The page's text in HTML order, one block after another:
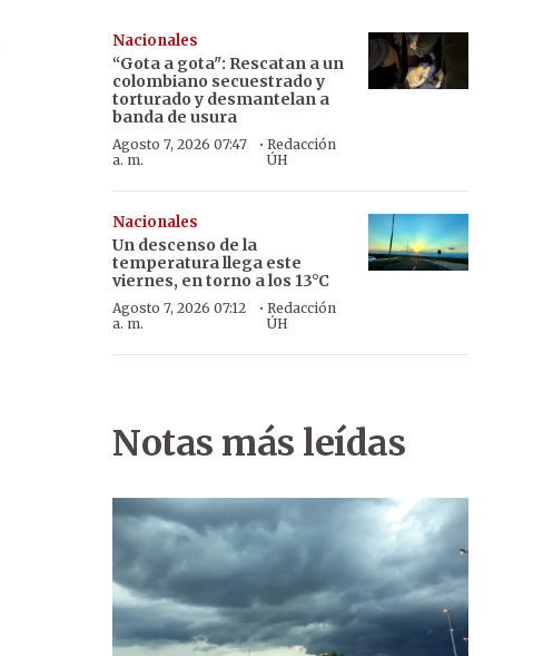
Nacionales
“Gota a gota": Rescatan a un
colombiano secuestrado y
torturado y desmantelan a
banda de usura
Agosto 7, 2026 07:47
a. m.
· Redacción
ÚH
Nacionales
Un descenso de la
temperatura llega este
viernes, en torno a los 13°C
Agosto 7, 2026 07:12
a. m.
· Redacción
ÚH
Notas más leídas